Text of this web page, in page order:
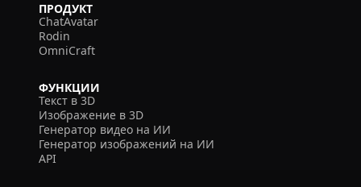
ПРОДУКТ
ChatAvatar
Rodin
OmniCraft
ФУНКЦИИ
Текст в 3D
Изображение в 3D
Генератор видео на ИИ
Генератор изображений на ИИ
API